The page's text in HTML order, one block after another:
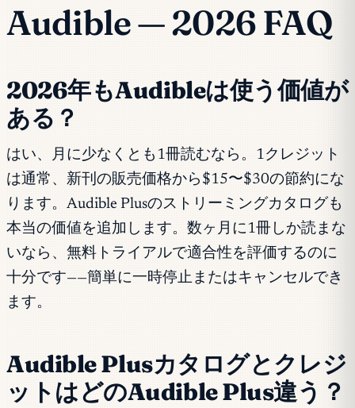
Audible — 2026 FAQ
2026年もAudibleは使う価値が
ある？
はい、月に少なくとも1冊読むなら。1クレジット
は通常、新刊の販売価格から$15〜$30の節約にな
ります。Audible Plusのストリーミングカタログも
本当の価値を追加します。数ヶ月に1冊しか読まな
いなら、無料トライアルで適合性を評価するのに
十分です——簡単に一時停止またはキャンセルでき
ます。
Audible Plusカタログとクレジ
ットはどのAudible Plus違う？